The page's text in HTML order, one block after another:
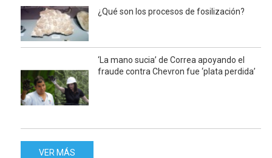
¿Qué son los procesos de fosilización?
‘La mano sucia’ de Correa apoyando el
fraude contra Chevron fue ‘plata perdida’
VER MÁS